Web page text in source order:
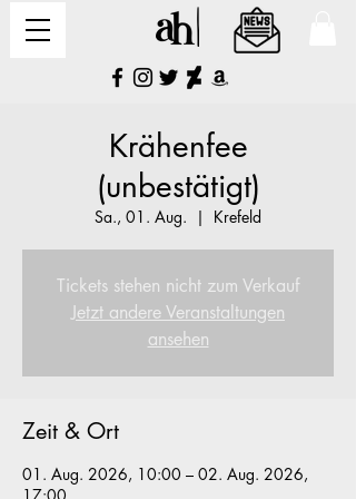
Krähenfee
(unbestätigt)
Sa., 01. Aug.
  |
Krefeld
Tickets stehen nicht zum Verkauf
Jetzt andere Veranstaltungen
ansehen
Zeit & Ort
01. Aug. 2026, 10:00 – 02. Aug. 2026,